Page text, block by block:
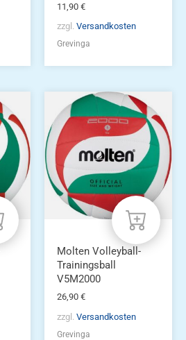
11,90 €
zzgl. Versandkosten
Grevinga
Molten Volleyball-
Trainingsball
V5M2000
26,90 €
zzgl. Versandkosten
Grevinga